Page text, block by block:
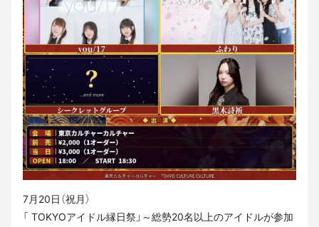
7月20日（祝月）
「 TOKYOアイドル縁日祭」～総勢20名以上のアイドルが参加